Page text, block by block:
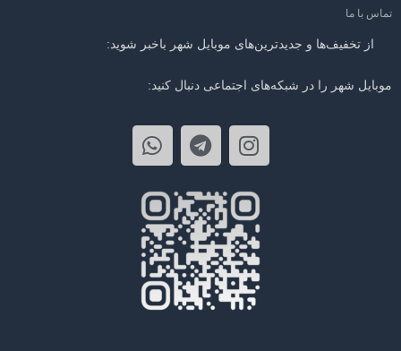
تماس با ما
از تخفیف‌ها و جدیدترین‌های موبایل شهر باخبر شوید:
موبایل شهر را در شبکه‌های اجتماعی دنبال کنید: